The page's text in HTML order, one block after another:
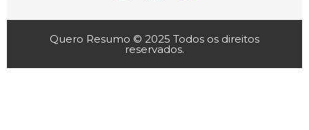
Quero Resumo © 2025 Todos os direitos
reservados.